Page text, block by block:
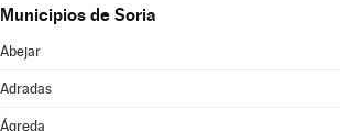
Municipios de Soria
Abejar
Adradas
Ágreda